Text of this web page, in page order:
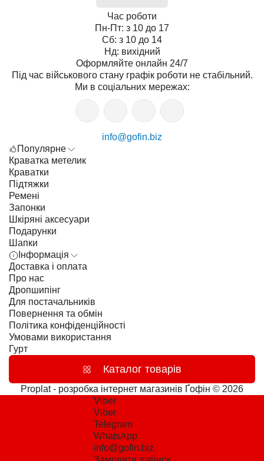
Час роботи
Пн-Пт: з 10 до 17
Сб: з 10 до 14
Нд: вихідний
Оформляйте онлайн 24/7
Під час військового стану графік роботи не стабільний.
Ми в соціальних мережах:
info@gofin.biz
Популярне
Краватка метелик
Краватки
Підтяжки
Ремені
Запонки
Шкіряні аксесуари
Подарунки
Шапки
Інформація
Доставка і оплата
Про нас
Дропшипінг
Для постачальників
Повернення та обмін
Політика конфіденційності
Умовами використання
Гурт
Каталог товарів
Proplat - розробка інтернет магазинів Ґофін © 2026
Viber
Viber
Telegram
WhatsApp
info@gofin.biz